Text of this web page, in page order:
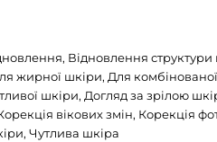
Відновлення структури
жирної шкіри, Для
шкіри, Догляд за зрілою
вікових змін, Корекція
Чутлива шкіра